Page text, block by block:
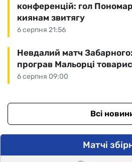
6 серпня 21:56
конференцій: гол
киянам звитягу
6 серпня 09:00
Невдалий матч
програв Мальорці
Всі
Матчі